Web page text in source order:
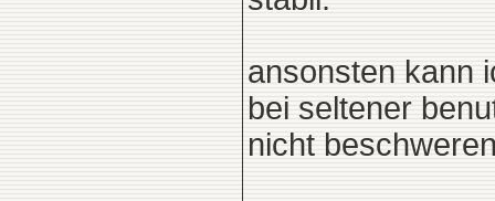
ansonsten kann
bei seltener
nicht